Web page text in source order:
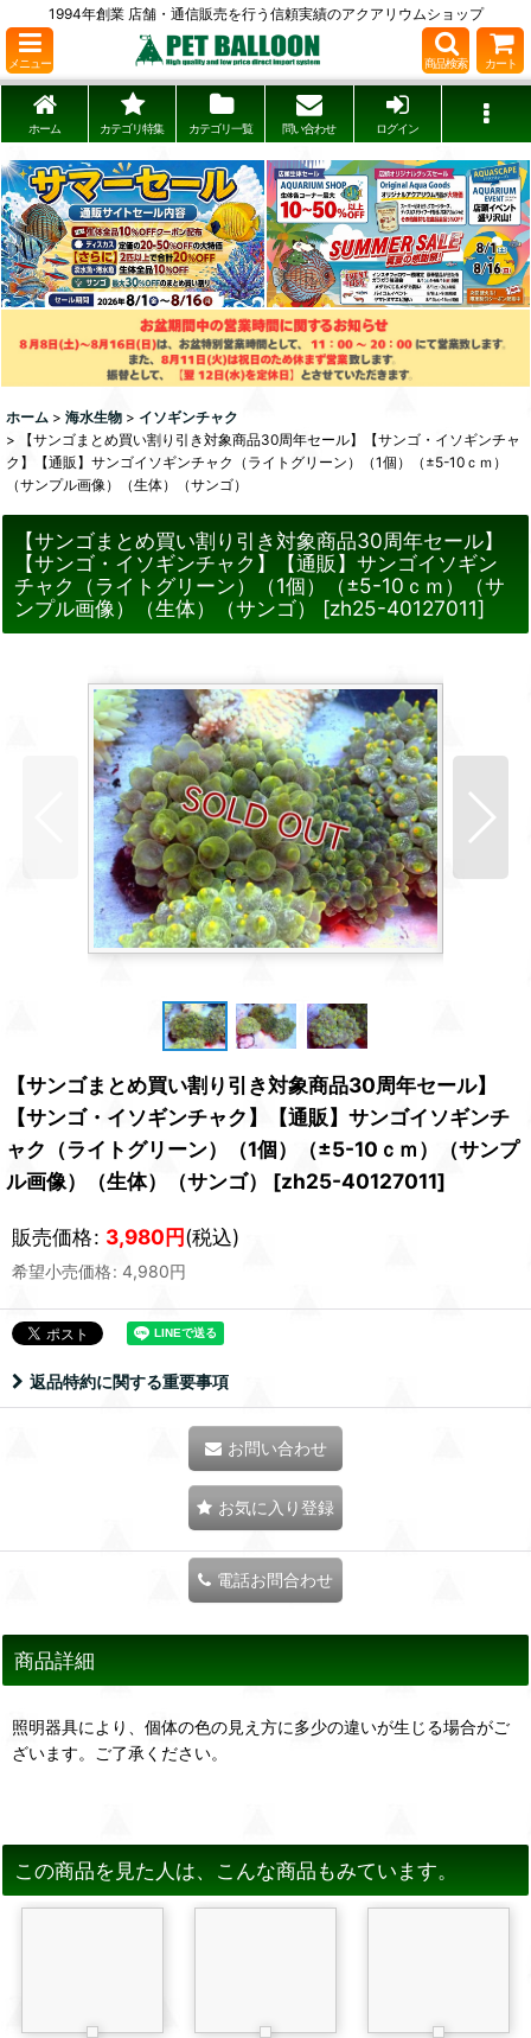
1994年創業 店舗・通信販売を行う信頼実績のアクアリウムショップ
メニュー 商品検索 カート
ホーム カテゴリ特集 カテゴリ一覧 問い合わせ ログイン
ホーム > 海水生物 > イソギンチャク
>
【サンゴまとめ買い割り引き対象商品30周年セール】【サンゴ・イソギンチャ
ク】【通販】サンゴイソギンチャク（ライトグリーン）（1個）（±5-10ｃｍ）
（サンプル画像）（生体）（サンゴ）
【サンゴまとめ買い割り引き対象商品30周年セール】
【サンゴ・イソギンチャク】【通販】サンゴイソギン
チャク（ライトグリーン）（1個）（±5-10ｃｍ）（サ
ンプル画像）（生体）（サンゴ）
[zh25-40127011]
【サンゴまとめ買い割り引き対象商品30周年セール】
【サンゴ・イソギンチャク】【通販】サンゴイソギンチ
ャク（ライトグリーン）（1個）（±5-10ｃｍ）（サンプ
ル画像）（生体）（サンゴ）
[zh25-40127011]
販売価格: 3,980円(税込)
希望小売価格: 4,980円
返品特約に関する重要事項
お問い合わせ
お気に入り登録
電話お問合わせ
商品詳細
照明器具により、個体の色の見え方に多少の違いが生じる場合がご
ざいます。ご了承ください。
この商品を見た人は、こんな商品もみています。